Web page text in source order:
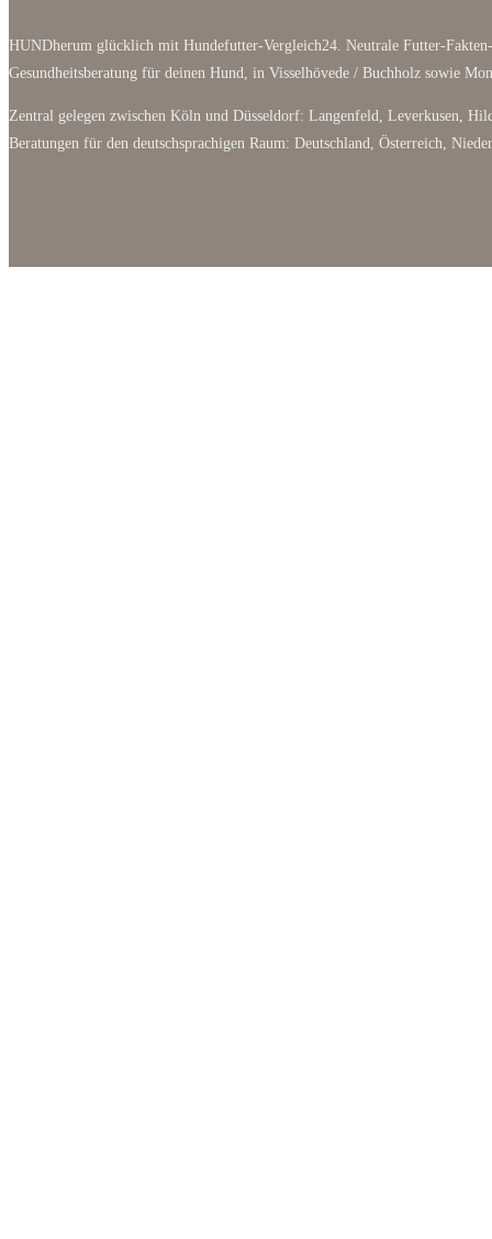
HUNDherum glücklich mit Hundefutter-Vergleich24. Neutrale Futter-
Gesundheitsberatung für deinen Hund, in Visselhövede / Buchholz sowie
Zentral gelegen zwischen Köln und Düsseldorf: Langenfeld, Leverkusen,
Beratungen für den deutschsprachigen Raum: Deutschland, Österreich,